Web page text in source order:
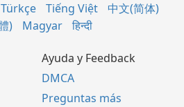
Türkçe Tiếng Việt
中文(简体)
)
Magyar हिन्दी
Ayuda y Feedback
DMCA
Preguntas más